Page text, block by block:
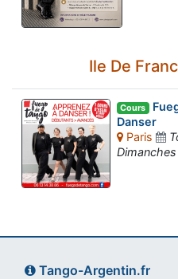
Ile De
Cours
Danser
Paris
Tango-Argentin.fr